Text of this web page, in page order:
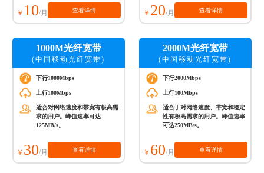
10/月 查看详情 20/月 查看详情
1000M光纤宽带
(中国移动光纤宽带)
下行1000Mbps
上行100Mbps
适合对网络速度和带宽有极高需
求的用户。峰值速率可达
125MB/s。
30/月 查看详情
2000M光纤宽带
(中国移动光纤宽带)
下行2000Mbps
上行100Mbps
适合于对网络速度、带宽和稳定
性有极高需求的用户。峰值速率
可达250MB/s。
60/月 查看详情